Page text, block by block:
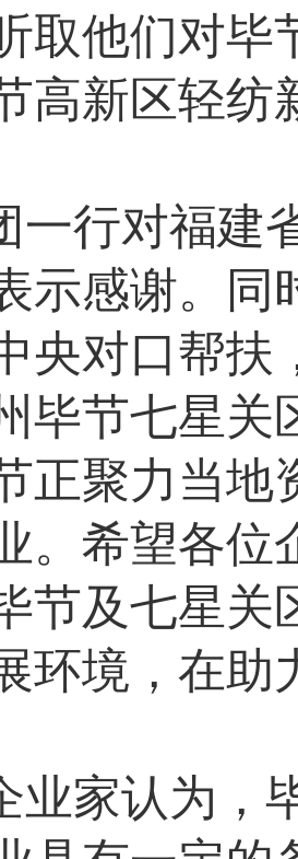
取他们对毕
高新区轻纺
一行对福建
示感谢。同
央对口帮扶
毕节七星关
正聚力当地
。希望各位
节及七星关
环境，在助
业家认为，